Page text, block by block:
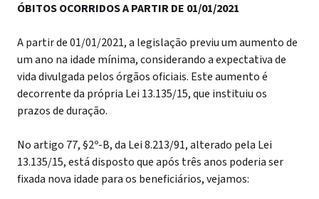
ÓBITOS OCORRIDOS A PARTIR DE 01/01/2021
Apartirde 01/01/2021, a legislação previu um aumento de
um ano na idade mínima, considerando a expectativa de
vida divulgada pelos órgãos oficiais. Este aumento é
decorrente da própria Lei 13.135/15, que instituiu os
prazos de duração.
No artigo 77, §2º-B, da Lei 8.213/91, alterado pela Lei
13.135/15, está disposto que após três anos poderia ser
fixada nova idade para os beneficiários, vejamos: